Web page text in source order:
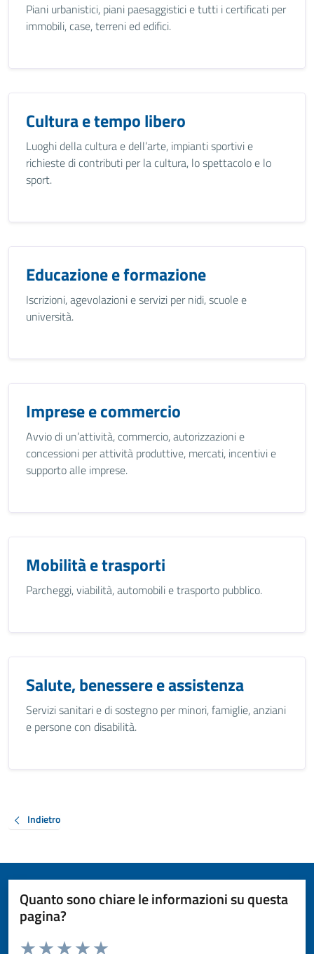
Piani urbanistici, piani paesaggistici e tutti i certificati per
immobili, case, terreni ed edifici.
Cultura e tempo libero
Luoghi della cultura e dell’arte, impianti sportivi e
richieste di contributi per la cultura, lo spettacolo e lo
sport.
Educazione e formazione
Iscrizioni, agevolazioni e servizi per nidi, scuole e
università.
Imprese e commercio
Avvio di un’attività, commercio, autorizzazioni e
concessioni per attività produttive, mercati, incentivi e
supporto alle imprese.
Mobilità e trasporti
Parcheggi, viabilità, automobili e trasporto pubblico.
Salute, benessere e assistenza
Servizi sanitari e di sostegno per minori, famiglie, anziani
e persone con disabilità.
Indietro
Quanto sono chiare le informazioni su questa
pagina?
Valuta da 1 a 5 stelle la pagina